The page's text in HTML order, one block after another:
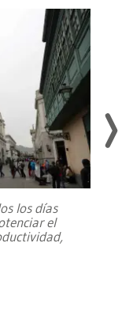
los días
el